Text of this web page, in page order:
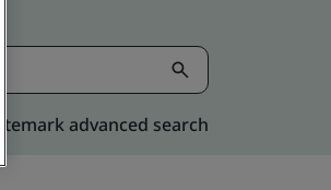
Kitemark advanced search